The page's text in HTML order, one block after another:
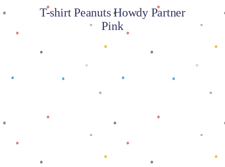
T-shirt Peanuts Howdy Partner
Pink
Baca selengkapnya